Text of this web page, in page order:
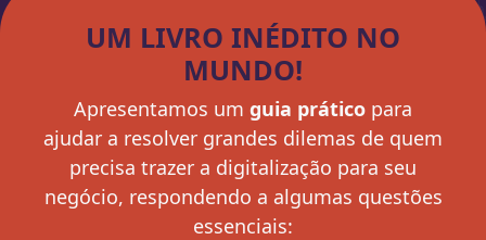
UM LIVRO INÉDITO NO
MUNDO!
Apresentamos um guia prático para
ajudar a resolver grandes dilemas de quem
precisa trazer a digitalização para seu
negócio, respondendo a algumas questões
essenciais: